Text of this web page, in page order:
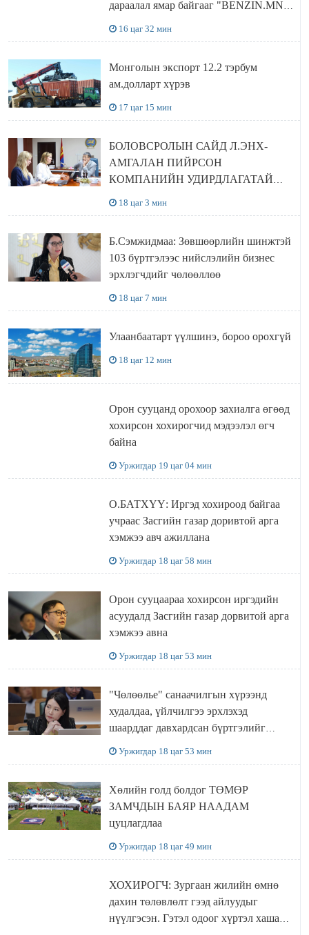
дараалал ямар байгааг "BENZIN.MN”
16 цаг 32 мин
Монголын экспорт 12.2 тэрбум
ам.долларт хүрэв
17 цаг 15 мин
БОЛОВСРОЛЫН САЙД Л.ЭНХ-
АМГАЛАН ПИЙРСОН
КОМПАНИЙН УДИРДЛАГАТАЙ
18 цаг 3 мин
Б.Сэмжидмаа: Зөвшөөрлийн шинжтэй
103 бүртгэлээс нийслэлийн бизнес
эрхлэгчдийг чөлөөллөө
18 цаг 7 мин
Улаанбаатарт үүлшинэ, бороо орохгүй
18 цаг 12 мин
Орон сууцанд орохоор захиалга өгөөд
хохирсон хохирогчид мэдээлэл өгч
байна
Уржигдар 19 цаг 04 мин
О.БАТХҮҮ: Иргэд хохироод байгаа
учраас Засгийн газар доривтой арга
хэмжээ авч ажиллана
Уржигдар 18 цаг 58 мин
Орон сууцаараа хохирсон иргэдийн
асуудалд Засгийн газар дорвитой арга
хэмжээ авна
Уржигдар 18 цаг 53 мин
"Чөлөөлье" санаачилгын хүрээнд
худалдаа, үйлчилгээ эрхлэхэд
шаарддаг давхардсан бүртгэлийг
Уржигдар 18 цаг 53 мин
Хөлийн голд болдог ТӨМӨР
ЗАМЧДЫН БАЯР НААДАМ
цуцлагдлаа
Уржигдар 18 цаг 49 мин
ХОХИРОГЧ: Зургаан жилийн өмнө
дахин төлөвлөлт гээд айлуудыг
нүүлгэсэн. Гэтэл одоог хүртэл хашаа